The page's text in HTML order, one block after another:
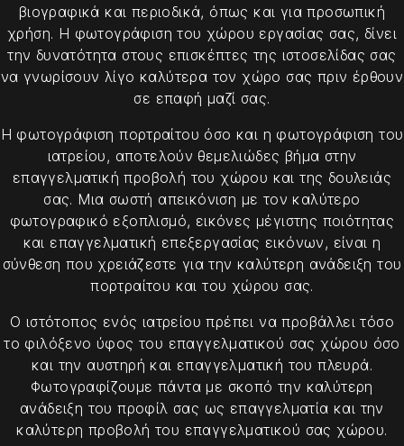
βιογραφικά και περιοδικά, όπως και για προσωπική
χρήση. H φωτογράφιση του χώρου εργασίας σας, δίνει
την δυνατότητα στους επισκέπτες της ιστοσελίδας σας
να γνωρίσουν λίγο καλύτερα τον χώρο σας πριν έρθουν
σε επαφή μαζί σας.
Η φωτογράφιση πορτραίτου όσο και η φωτογράφιση του
ιατρείου, αποτελούν θεμελιώδες βήμα στην
επαγγελματική προβολή του χώρου και της δουλειάς
σας. Μια σωστή απεικόνιση με τον καλύτερο
φωτογραφικό εξοπλισμό, εικόνες μέγιστης ποιότητας
και επαγγελματική επεξεργασίας εικόνων, είναι η
σύνθεση που χρειάζεστε για την καλύτερη ανάδειξη του
πορτραίτου και του χώρου σας.
Ο ιστότοπος ενός ιατρείου πρέπει να προβάλλει τόσο
το φιλόξενο ύφος του επαγγελματικού σας χώρου όσο
και την αυστηρή και επαγγελματική του πλευρά.
Φωτογραφίζουμε πάντα με σκοπό την καλύτερη
ανάδειξη του προφίλ σας ως επαγγελματία και την
καλύτερη προβολή του επαγγελματικού σας χώρου.